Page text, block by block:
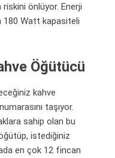
riskini önlüyor. Enerji
180 Watt kapasiteli
Öğütücü
kahve
taşıyor.
sahip olan bu
istediğiniz
en çok 12 fincan